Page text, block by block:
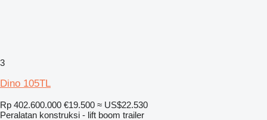
3
Dino 105TL
Rp 402.600.000 €19.500 ≈ US$22.530
Peralatan konstruksi - lift boom trailer